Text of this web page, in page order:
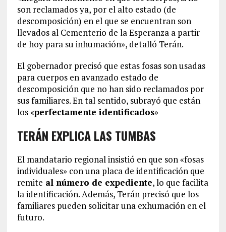
son reclamados ya, por el alto estado (de
descomposición) en el que se encuentran son
llevados al Cementerio de la Esperanza a partir
de hoy para su inhumación», detalló Terán.
El gobernador precisó que estas fosas son usadas
para cuerpos en avanzado estado de
descomposición que no han sido reclamados por
sus familiares. En tal sentido, subrayó que están
los «perfectamente identificados»
TERÁN EXPLICA LAS TUMBAS
El mandatario regional insistió en que son «fosas
individuales» con una placa de identificación que
remite al número de expediente, lo que facilita
la identificación. Además, Terán precisó que los
familiares pueden solicitar una exhumación en el
futuro.